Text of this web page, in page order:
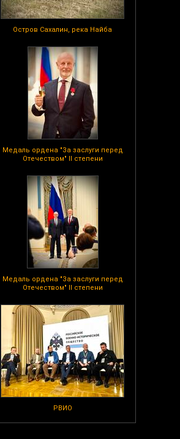
Остров Сахалин, река Найба
Медаль ордена "За заслуги перед
Отечеством" II степени
Медаль ордена "За заслуги перед
Отечеством" II степени
РВИО